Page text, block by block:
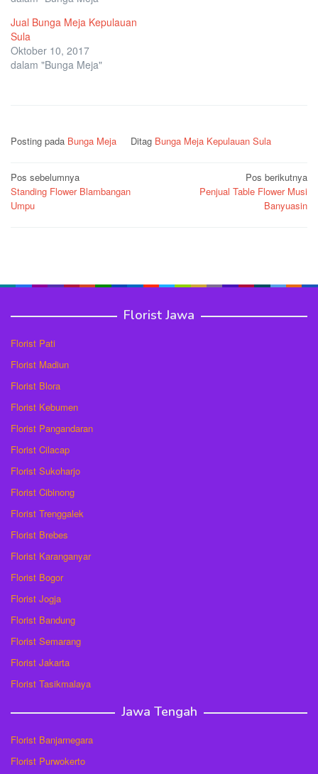
Jual Bunga Meja Kepulauan
Sula
Oktober 10, 2017
dalam "Bunga Meja"
Posting pada Bunga Meja Ditag Bunga Meja Kepulauan Sula
Navigasi
pos
Pos sebelumnya
Standing Flower Blambangan
Umpu
Pos berikutnya
Penjual Table Flower Musi
Banyuasin
Florist Jawa
Florist Pati
Florist Madiun
Florist Blora
Florist Kebumen
Florist Pangandaran
Florist Cilacap
Florist Sukoharjo
Florist Cibinong
Florist Trenggalek
Florist Brebes
Florist Karanganyar
Florist Bogor
Florist Jogja
Florist Bandung
Florist Semarang
Florist Jakarta
Florist Tasikmalaya
Jawa Tengah
Florist Banjarnegara
Florist Purwokerto